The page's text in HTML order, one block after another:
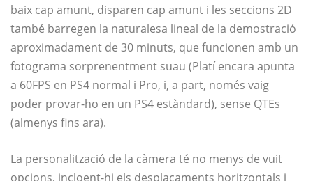
baix cap amunt, disparen cap amunt i les seccions 2D
també barregen la naturalesa lineal de la demostració
aproximadament de 30 minuts, que funcionen amb un
fotograma sorprenentment suau (Platí encara apunta
a 60FPS en PS4 normal i Pro, i, a part, només vaig
poder provar-ho en un PS4 estàndard), sense QTEs
(almenys fins ara).
La personalització de la càmera té no menys de vuit
opcions, incloent-hi els desplaçaments horitzontals i